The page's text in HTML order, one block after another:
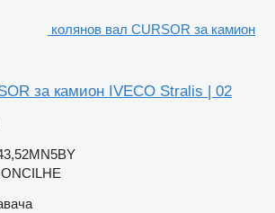
колянов вал CURSOR за камион
за камион IVECO Stralis | 02